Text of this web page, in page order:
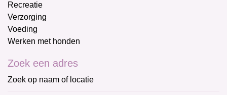
Recreatie
Verzorging
Voeding
Werken met honden
Zoek een adres
Zoek op naam of locatie